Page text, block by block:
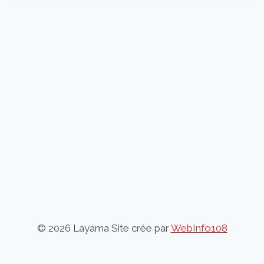
© 2026 Layama Site crée parWebInfo108